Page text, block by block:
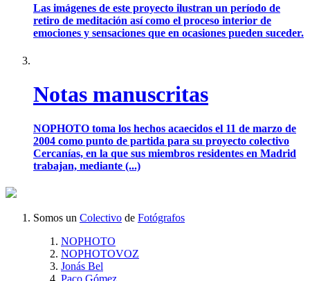
Las imágenes de este proyecto ilustran un período de
retiro de meditación así como el proceso interior de
emociones y sensaciones que en ocasiones pueden suceder.
Notas manuscritas
NOPHOTO toma los hechos acaecidos el 11 de marzo de
2004 como punto de partida para su proyecto colectivo
Cercanías, en la que sus miembros residentes en Madrid
trabajan, mediante (...)
Somos un Colectivo de Fotógrafos
NOPHOTO
NOPHOTOVOZ
Jonás Bel
Paco Gómez